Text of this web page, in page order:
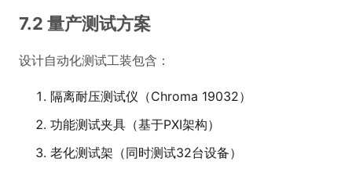
7.2 量产测试方案
设计自动化测试工装包含：
隔离耐压测试仪（Chroma 19032）
功能测试夹具（基于PXI架构）
老化测试架（同时测试32台设备）